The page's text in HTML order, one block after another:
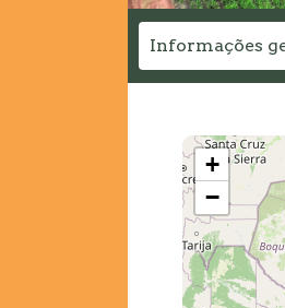
Informações
+
−